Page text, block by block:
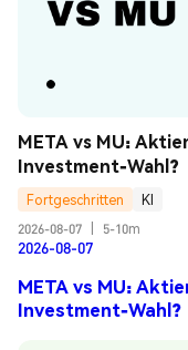
META vs MU:
Investment-Wahl?
Fortgeschritten
KI
2026-08-07
5-10m
2026-08-07
META vs MU:
Investment-Wahl?